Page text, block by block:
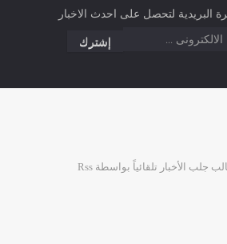
البريدية لتحصل على احدث الاخبار